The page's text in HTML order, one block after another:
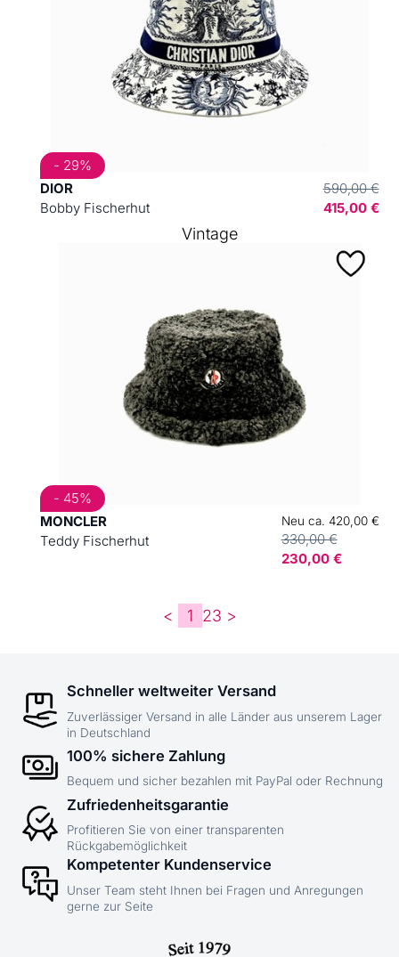
DIOR
Bobby Fischerhut
590,00 €
415,00 €
- 29%
MONCLER
Teddy Fischerhut
Neu ca. 420,00 €
330,00 €
230,00 €
- 45%
Vintage
< 1 23 >
Schneller weltweiter Versand
Zuverlässiger Versand in alle Länder aus unserem Lager
in Deutschland
100% sichere Zahlung
Bequem und sicher bezahlen mit PayPal oder Rechnung
Zufriedenheitsgarantie
Profitieren Sie von einer transparenten
Rückgabemöglichkeit
Kompetenter Kundenservice
Unser Team steht Ihnen bei Fragen und Anregungen
gerne zur Seite